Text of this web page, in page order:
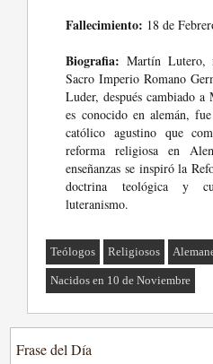
Fallecimiento: 18 de
Biografia: Martín Lutero,
Sacro Imperio Romano
Luder, después cambiado
es conocido en alemán,
católico agustino que
reforma religiosa en
enseñanzas se inspiró la
doctrina teológica y
luteranismo.
Teólogos Religiosos
Nacidos en 10 de Noviembre
Frase del Día